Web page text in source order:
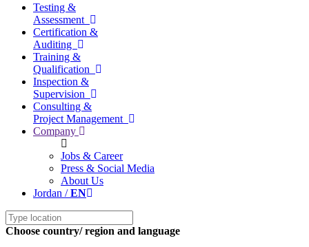
Testing &
Assessment
Certification &
Auditing
Training &
Qualification
Inspection &
Supervision
Consulting &
Project Management
Company
Jobs & Career
Press & Social Media
About Us
Jordan /EN
Choose country/ region and language